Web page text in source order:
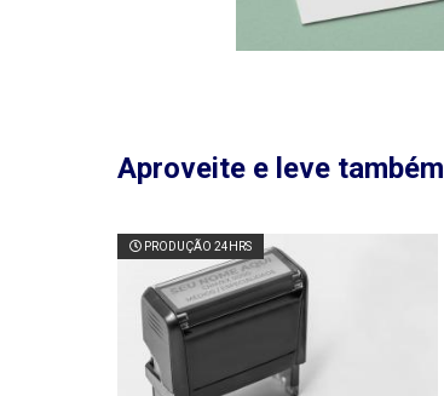
Aproveite e leve também
PRODUÇÃO 24HRS